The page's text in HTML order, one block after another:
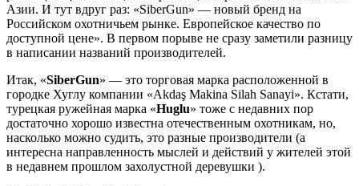
Азии. И тут вдруг раз: «SiberGun» — новый бренд на
Российском охотничьем рынке. Европейское качество по
доступной цене». В первом порыве не сразу заметили разницу
в написании названий производителей.
Итак, «SiberGun» — это торговая марка расположенной в
городке Хуглу компании «Akdaş Makina Silah Sanayi». Кстати,
турецкая ружейная марка «Huglu» тоже с недавних пор
достаточно хорошо известна отечественным охотникам, но,
насколько можно судить, это разные производители (а
интересна направленность мыслей и действий у жителей этой
в недавнем прошлом захолустной деревушки ).